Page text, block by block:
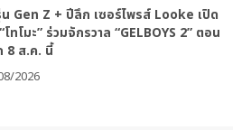
Gen Z + ปีลึก เซอร์ไพรส์ Looke เปิด
โทโมะ” ร่วมจักรวาล “GELBOYS 2” ตอน
8 ส.ค. นี้
2026